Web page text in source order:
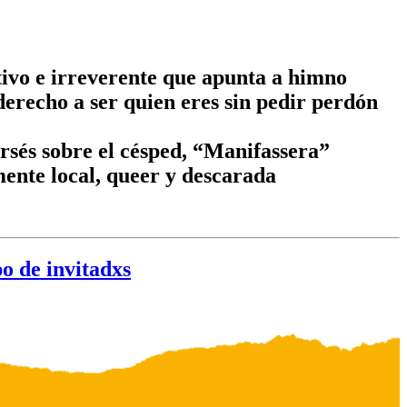
e irreverente que apunta a himno
a ser quien eres sin pedir perdón
sobre el césped, “Manifassera”
local, queer y descarada
de invitadxs